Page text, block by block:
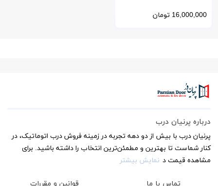
اسمارت
16,000,000 تومان
درباره پرنیان درب
پرنیان درب با بیش از دو دهه تجربه در زمینه فروش درب اتوماتیک، در
کنار شماست تا بهترین و مطمئن‌ترین انتخاب را داشته باشید. برای
مشاهده قیمت د نمایش بیشتر
تماس با ما قوانین و مقررات